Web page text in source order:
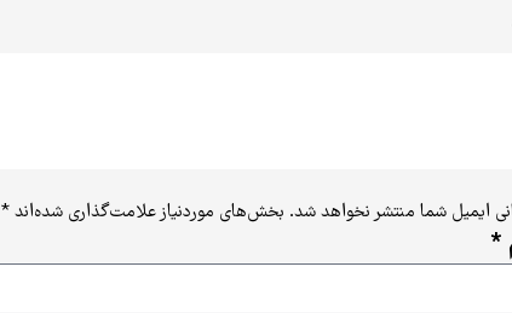
ایمیل شما منتشر نخواهد شد. بخش‌های موردنیاز علامت‌گذاری شده‌اند*
*